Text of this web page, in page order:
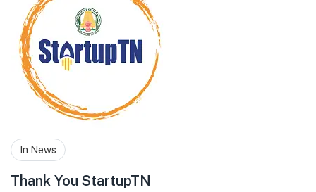
In News
Thank You StartupTN